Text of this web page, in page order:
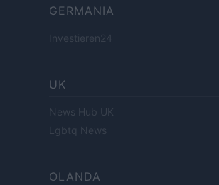
GERMANIA
Investieren24
UK
News Hub UK
Lgbtq News
OLANDA